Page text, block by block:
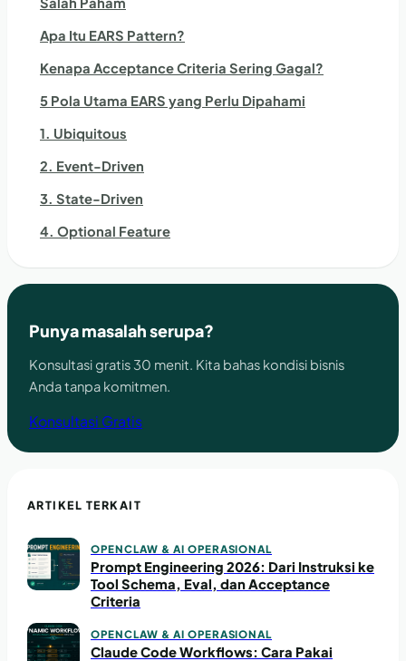
Apa Itu EARS Pattern?
Kenapa Acceptance Criteria Sering Gagal?
5 Pola Utama EARS yang Perlu Dipahami
1. Ubiquitous
2. Event-Driven
3. State-Driven
4. Optional Feature
Punya masalah serupa?
Konsultasi gratis 30 menit. Kita bahas kondisi bisnis
Anda tanpa komitmen.
Konsultasi Gratis
ARTIKEL TERKAIT
OPENCLAW & AI OPERASIONAL
Prompt Engineering 2026: Dari Instruksi ke
Tool Schema, Eval, dan Acceptance
Criteria
OPENCLAW & AI OPERASIONAL
Claude Code Workflows: Cara Pakai